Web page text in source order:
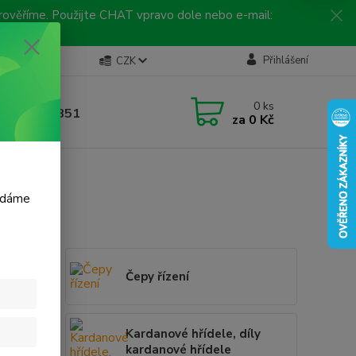
Použijte CHAT vpravo dole nebo e-mail:
Kontakty CZK Přihlášení
linka
792 217 851
9-16 hod.)
0 ks
za 0 Kč
Čepy řízení
Kardanové hřídele, díly
kardanové hřídele